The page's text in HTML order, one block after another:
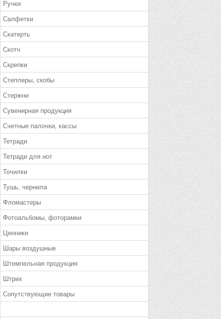
Ручки
Салфетки
Скатерть
Скотч
Скрепки
Степлеры, скобы
Стержни
Сувенирная продукция
Счетные палочки, кассы
Тетради
Тетради для нот
Точилки
Тушь, чернила
Фломастеры
Фотоальбомы, фоторамки
Ценники
Шары воздушные
Штемпельная продукция
Штрих
Сопутствующие товары